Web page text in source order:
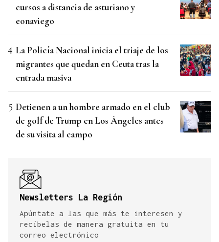
cursos a distancia de asturiano y
eonaviego
La Policía Nacional inicia el triaje de los
migrantes que quedan en Ceuta tras la
entrada masiva
Detienen a un hombre armado en el club
de golf de Trump en Los Ángeles antes
de su visita al campo
Newsletters La Región
Apúntate a las que más te interesen y
recíbelas de manera gratuita en tu
correo electrónico